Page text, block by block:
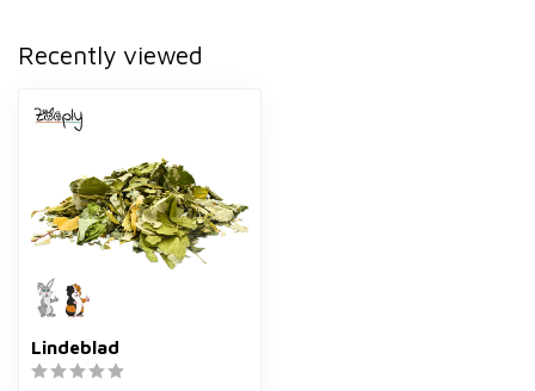
Recently viewed
Lindeblad